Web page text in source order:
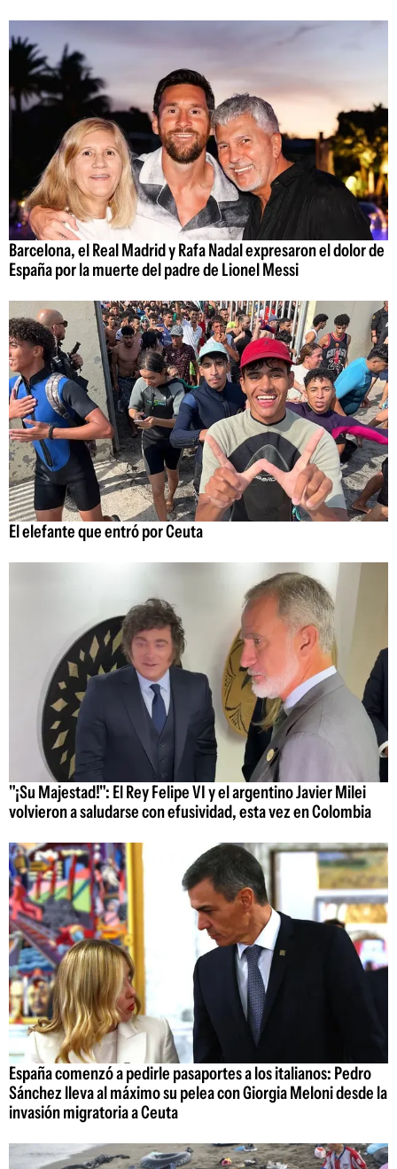
Barcelona, el Real Madrid y Rafa Nadal expresaron el dolor de
España por la muerte del padre de Lionel Messi
El elefante que entró por Ceuta
"¡Su Majestad!": El Rey Felipe VI y el argentino Javier Milei
volvieron a saludarse con efusividad, esta vez en Colombia
España comenzó a pedirle pasaportes a los italianos: Pedro
Sánchez lleva al máximo su pelea con Giorgia Meloni desde la
invasión migratoria a Ceuta